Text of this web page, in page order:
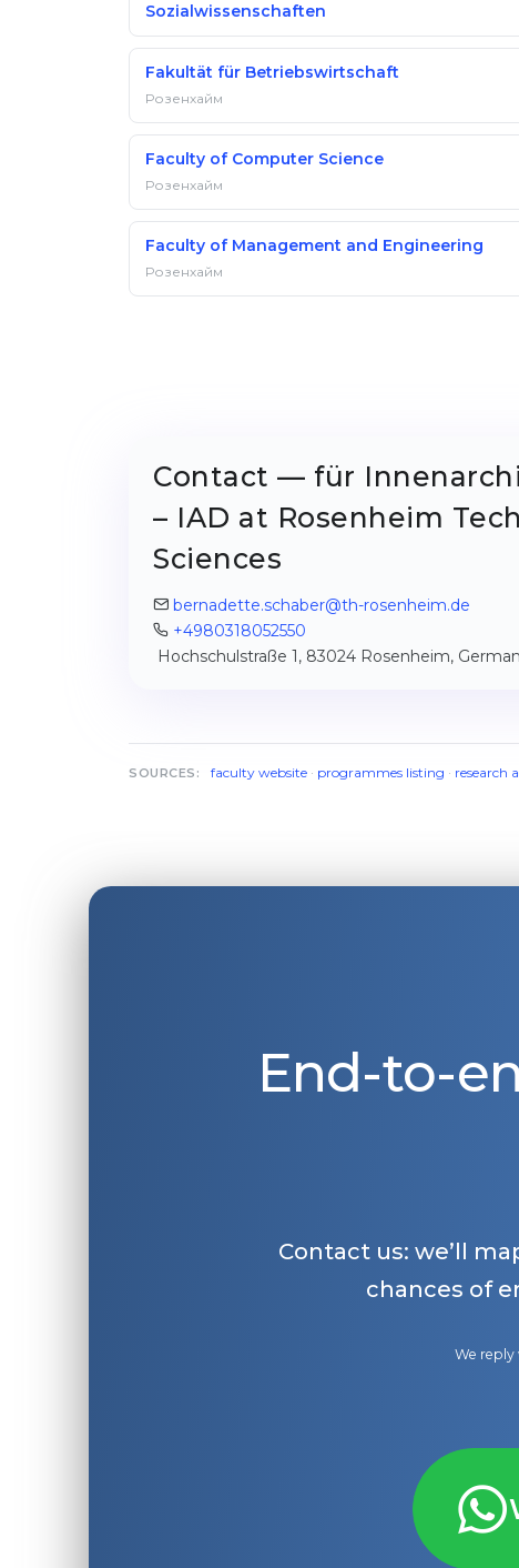
Sozialwissenschaften
Fakultät für Betriebswirtschaft
Розенхайм
Faculty of Computer Science
Розенхайм
Faculty of Management and Engineering
Розенхайм
Contact — für
– IAD at Rosenheim
Sciences
bernadette.schaber@th-rosenheim.de
+4980318052550
Hochschulstraße 1, 83024 Rosenheim,
SOURCES: faculty website· programmes listing · research
End-to-
Contact us: we’ll
chances of
We reply